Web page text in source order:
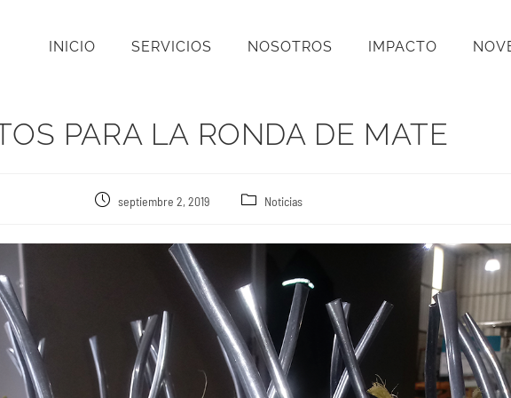
INICIO SERVICIOS NOSOTROS IMPACTO
PARA LA RONDA DE MATE
septiembre 2, 2019 Noticias